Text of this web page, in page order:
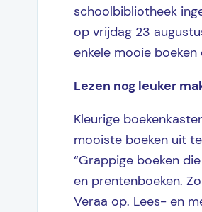
schoolbibliotheek
op vrijdag 23
enkele mooie boeken
Lezen nog leuker
Kleurige
mooiste boeken uit
“Grappige boeken
en prentenboeken.
Veraa op. Lees- en